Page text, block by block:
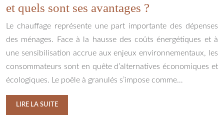
et quels sont ses avantages ?
Le chauffage représente une part importante des dépenses
des ménages. Face à la hausse des coûts énergétiques et à
une sensibilisation accrue aux enjeux environnementaux, les
consommateurs sont en quête d’alternatives économiques et
écologiques. Le poêle à granulés s’impose comme…
LIRE LA SUITE